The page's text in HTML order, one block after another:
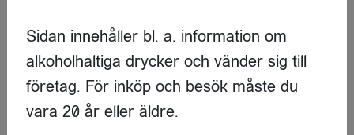
LOGGA IN
Nama
Sidan innehåller bl. a. information om
alkoholhaltiga drycker och vänder sig till
företag. För inköp och besök måste du
vara 20 år eller äldre.